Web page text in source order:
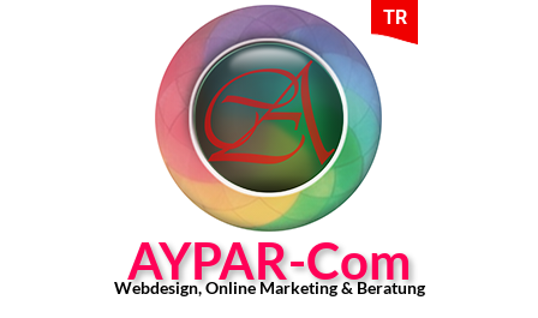
AYPAR-Com
Webdesign, Online Marketing & Beratung
TR